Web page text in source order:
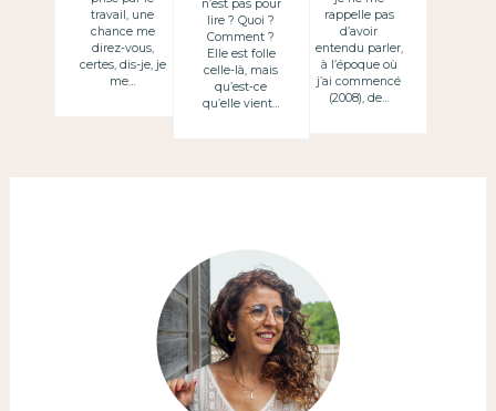
travail, une
chance me
direz-vous,
certes, dis-je, je
me…
n’est pas pour
lire ? Quoi ?
Comment ?
Elle est folle
celle-là, mais
qu’est-ce
qu’elle vient…
rappelle pas
d’avoir
entendu parler,
à l’époque où
j’ai commencé
(2008), de…